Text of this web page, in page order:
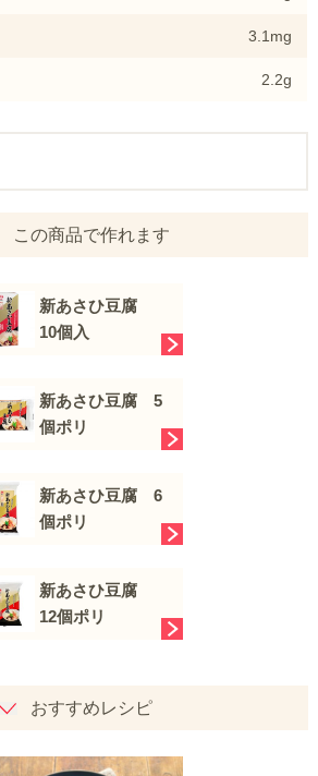
3.1mg
2.2g
この商品で作れます
新あさひ豆腐
10個入
新あさひ豆腐 5
個ポリ
新あさひ豆腐 6
個ポリ
新あさひ豆腐
12個ポリ
おすすめレシピ